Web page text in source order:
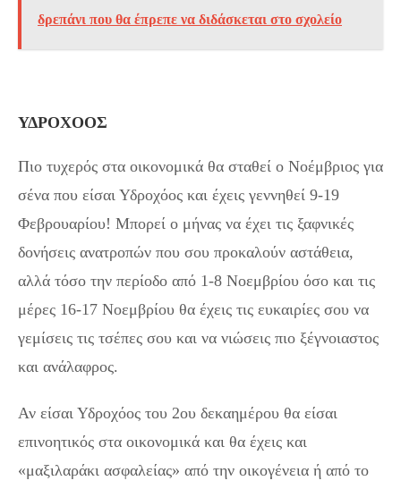
δρεπάνι που θα έπρεπε να διδάσκεται στο σχολείο
ΥΔΡΟΧΟΟΣ
Πιο τυχερός στα οικονομικά θα σταθεί ο Νοέμβριος για
σένα που είσαι Υδροχόος και έχεις γεννηθεί 9-19
Φεβρουαρίου! Μπορεί ο μήνας να έχει τις ξαφνικές
δονήσεις ανατροπών που σου προκαλούν αστάθεια,
αλλά τόσο την περίοδο από 1-8 Νοεμβρίου όσο και τις
μέρες 16-17 Νοεμβρίου θα έχεις τις ευκαιρίες σου να
γεμίσεις τις τσέπες σου και να νιώσεις πιο ξέγνοιαστος
και ανάλαφρος.
Αν είσαι Υδροχόος του 2ου δεκαημέρου θα είσαι
επινοητικός στα οικονομικά και θα έχεις και
«μαξιλαράκι ασφαλείας» από την οικογένεια ή από το